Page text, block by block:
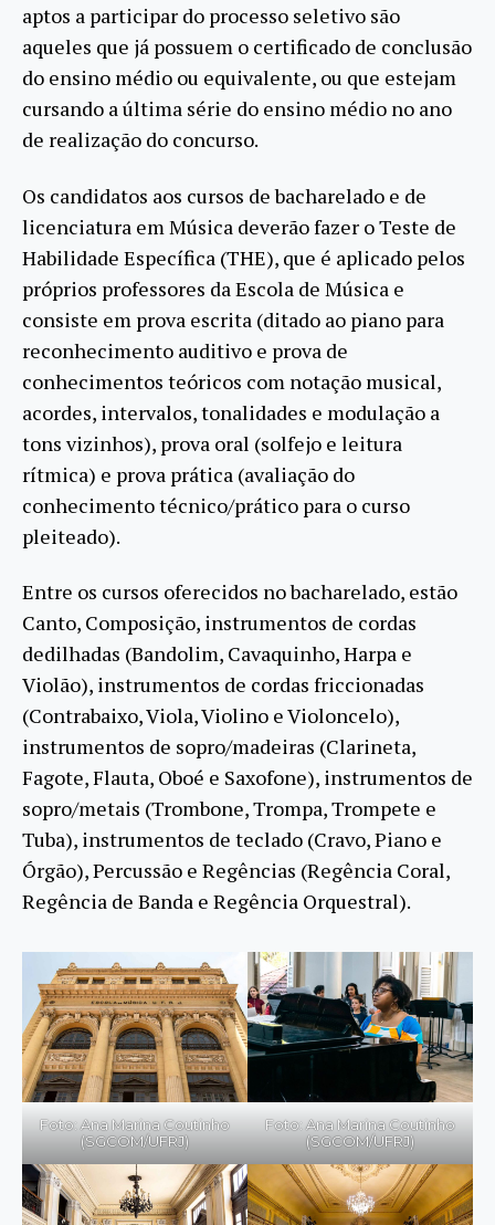
aptos a participar do processo seletivo são
aqueles que já possuem o certificado de conclusão
do ensino médio ou equivalente, ou que estejam
cursando a última série do ensino médio no ano
de realização do concurso.
Os candidatos aos cursos de bacharelado e de
licenciatura em Música deverão fazer o Teste de
Habilidade Específica (THE), que é aplicado pelos
próprios professores da Escola de Música e
consiste em prova escrita (ditado ao piano para
reconhecimento auditivo e prova de
conhecimentos teóricos com notação musical,
acordes, intervalos, tonalidades e modulação a
tons vizinhos), prova oral (solfejo e leitura
rítmica) e prova prática (avaliação do
conhecimento técnico/prático para o curso
pleiteado).
Entre os cursos oferecidos no bacharelado, estão
Canto, Composição, instrumentos de cordas
dedilhadas (Bandolim, Cavaquinho, Harpa e
Violão), instrumentos de cordas friccionadas
(Contrabaixo, Viola, Violino e Violoncelo),
instrumentos de sopro/madeiras (Clarineta,
Fagote, Flauta, Oboé e Saxofone), instrumentos de
sopro/metais (Trombone, Trompa, Trompete e
Tuba), instrumentos de teclado (Cravo, Piano e
Órgão), Percussão e Regências (Regência Coral,
Regência de Banda e Regência Orquestral).
Foto: Ana Marina Coutinho
(SGCOM/UFRJ)
Foto: Ana Marina Coutinho
(SGCOM/UFRJ)